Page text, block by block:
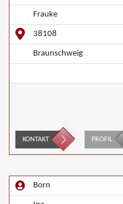
Frauke
38108
Braunschweig
KONTAKT PROFIL
Born